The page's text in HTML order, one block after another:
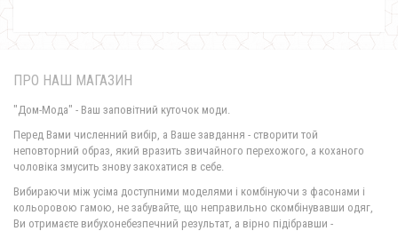
660.00грн.
ПРО НАШ МАГАЗИН
"Дом-Мода" - Ваш заповітний куточок моди.
Перед Вами численний вибір, а Ваше завдання - створити той
неповторний образ, який вразить звичайного перехожого, а коханого
чоловіка змусить знову закохатися в себе.
Вибираючи між усіма доступними моделями і комбінуючи з фасонами і
кольоровою гамою, не забувайте, що неправильно скомбінувавши одяг,
Ви отримаєте вибухонебезпечний результат, а вірно підібравши -